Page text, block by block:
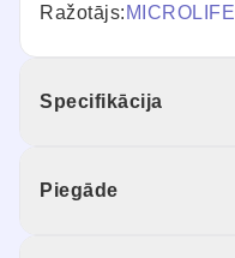
Ražotājs: MICROLIFE
Specifikācija
Piegāde